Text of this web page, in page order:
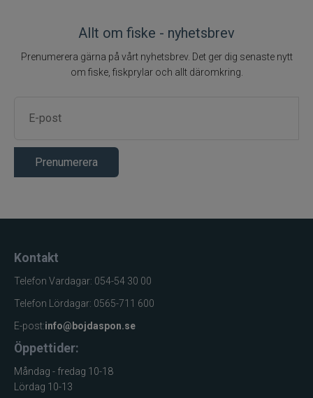
Allt om fiske - nyhetsbrev
Prenumerera gärna på vårt nyhetsbrev. Det ger dig senaste nytt
om fiske, fiskprylar och allt däromkring.
Prenumerera
Kontakt
Telefon Vardagar: 054-54 30 00
Telefon Lördagar: 0565-711 600
E-post:info@bojdaspon.se
Öppettider:
Måndag - fredag 10-18
Lördag 10-13